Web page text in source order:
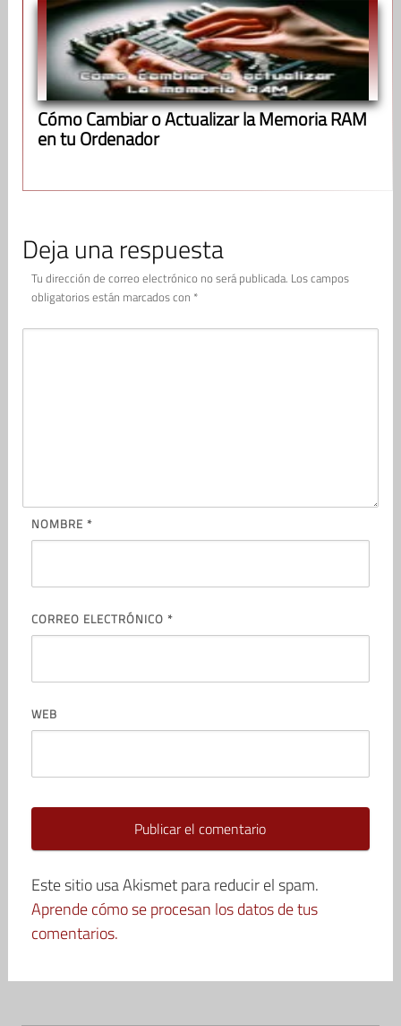
Cómo Cambiar o Actualizar la Memoria RAM
en tu Ordenador
Deja una respuesta
Tu dirección de correo electrónico no será publicada. Los campos
obligatorios están marcados con *
NOMBRE *
CORREO ELECTRÓNICO *
WEB
Este sitio usa Akismet para reducir el spam.
Aprende cómo se procesan los datos de tus
comentarios.